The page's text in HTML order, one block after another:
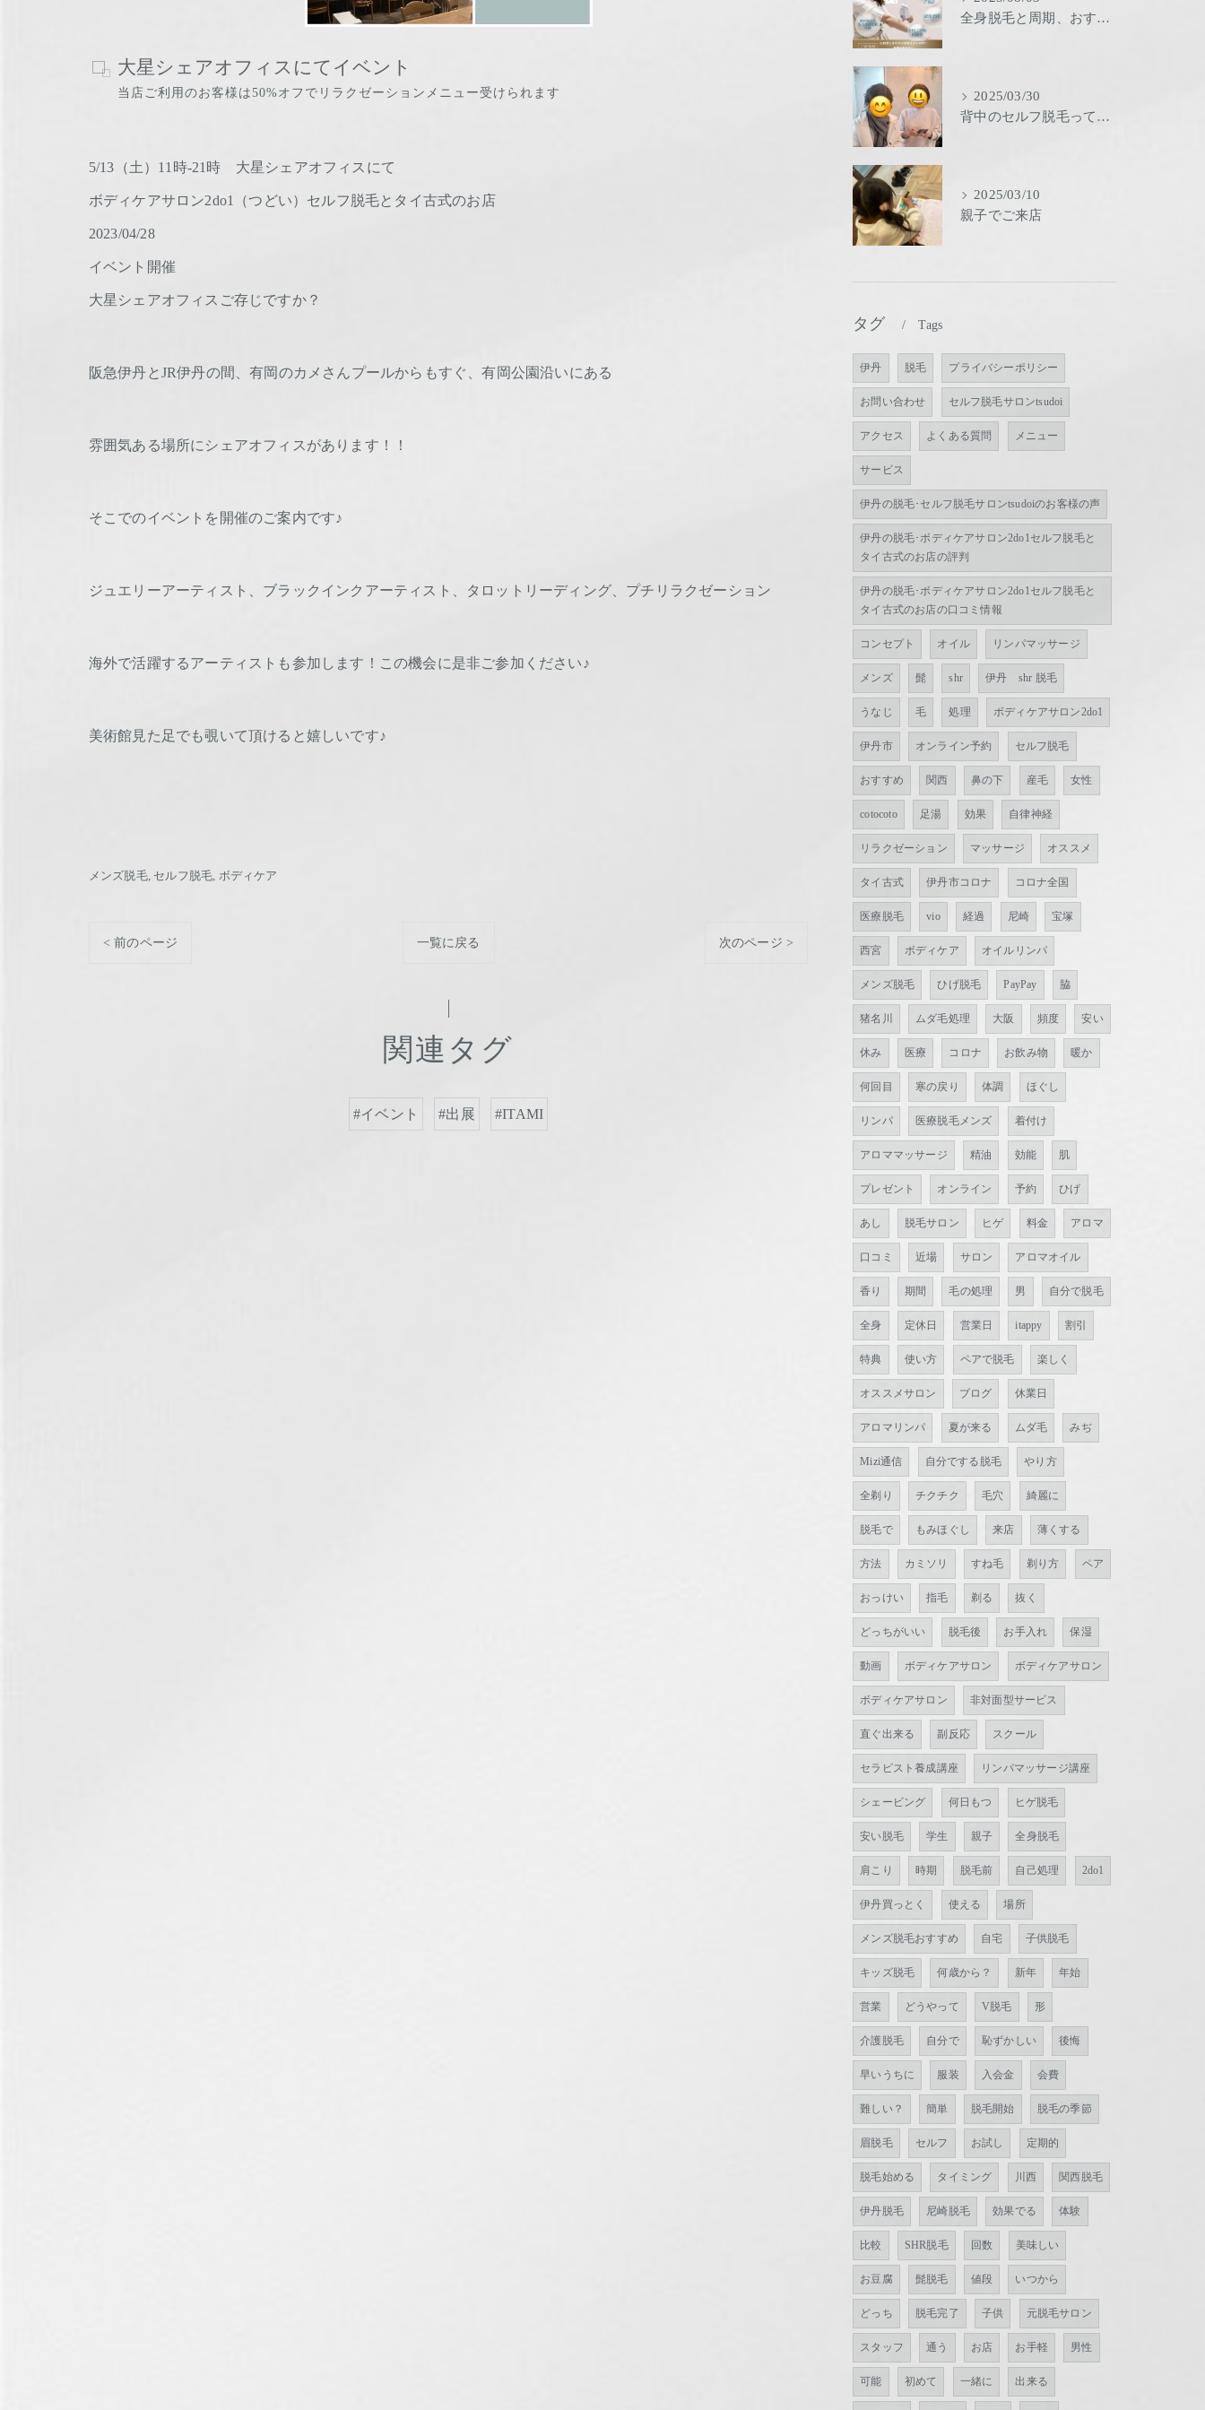
大星シェアオフィスにてイベント
当店ご利用のお客様は50%オフでリラクゼーションメニュー受けられます
5/13（土）11時-21時 大星シェアオフィスにて
ボディケアサロン2do1（つどい）セルフ脱毛とタイ古式のお店
2023/04/28
イベント開催
大星シェアオフィスご存じですか？
阪急伊丹とJR伊丹の間、有岡のカメさんプールからもすぐ、有岡公園沿いにある
雰囲気ある場所にシェアオフィスがあります！！
そこでのイベントを開催のご案内です♪
ジュエリーアーティスト、ブラックインクアーティスト、タロットリーディング、プチリラクゼーション
海外で活躍するアーティストも参加します！この機会に是非ご参加ください♪
美術館見た足でも覗いて頂けると嬉しいです♪
メンズ脱毛 セルフ脱毛 ボディケア
< 前のページ 一覧に戻る 次のページ >
関連タグ
#イベント #出展 #ITAMI
全身脱毛と周期、おすすめ
2025/03/30
背中のセルフ脱毛ってどーする？
2025/03/10
親子でご来店
タグ Tags
伊丹 脱毛 プライバシーポリシー
お問い合わせ セルフ脱毛サロンtsudoi
アクセス よくある質問 メニュー
サービス
伊丹の脱毛･セルフ脱毛サロンtsudoiのお客様の声
伊丹の脱毛･ボディケアサロン2do1セルフ脱毛と
タイ古式のお店の評判
伊丹の脱毛･ボディケアサロン2do1セルフ脱毛と
タイ古式のお店の口コミ情報
コンセプト オイル リンパマッサージ
メンズ 髭 shr 伊丹 shr 脱毛
うなじ 毛 処理 ボディケアサロン2do1
伊丹市 オンライン予約 セルフ脱毛
おすすめ 関西 鼻の下 産毛 女性
cotocoto 足湯 効果 自律神経
リラクゼーション マッサージ オススメ
タイ古式 伊丹市コロナ コロナ全国
医療脱毛 vio 経過 尼崎 宝塚
西宮 ボディケア オイルリンパ
メンズ脱毛 ひげ脱毛 PayPay 脇
猪名川 ムダ毛処理 大阪 頻度 安い
休み 医療 コロナ お飲み物 暖か
何回目 寒の戻り 体調 ほぐし
リンパ 医療脱毛メンズ 着付け
アロママッサージ 精油 効能 肌
プレゼント オンライン 予約 ひげ
あし 脱毛サロン ヒゲ 料金 アロマ
口コミ 近場 サロン アロマオイル
香り 期間 毛の処理 男 自分で脱毛
全身 定休日 営業日 itappy 割引
特典 使い方 ペアで脱毛 楽しく
オススメサロン ブログ 休業日
アロマリンパ 夏が来る ムダ毛 みぢ
Mizi通信 自分でする脱毛 やり方
全剃り チクチク 毛穴 綺麗に
脱毛で もみほぐし 来店 薄くする
方法 カミソリ すね毛 剃り方 ペア
おっけい 指毛 剃る 抜く
どっちがいい 脱毛後 お手入れ 保湿
動画 ボディケアサロン ボディケアサロン
ボディケアサロン 非対面型サービス
直ぐ出来る 副反応 スクール
セラピスト養成講座 リンパマッサージ講座
シェービング 何日もつ ヒゲ脱毛
安い脱毛 学生 親子 全身脱毛
肩こり 時期 脱毛前 自己処理 2do1
伊丹買っとく 使える 場所
メンズ脱毛おすすめ 自宅 子供脱毛
キッズ脱毛 何歳から？ 新年 年始
営業 どうやって V脱毛 形
介護脱毛 自分で 恥ずかしい 後悔
早いうちに 服装 入会金 会費
難しい？ 簡単 脱毛開始 脱毛の季節
眉脱毛 セルフ お試し 定期的
脱毛始める タイミング 川西 関西脱毛
伊丹脱毛 尼崎脱毛 効果でる 体験
比較 SHR脱毛 回数 美味しい
お豆腐 髭脱毛 値段 いつから
どっち 脱毛完了 子供 元脱毛サロン
スタッフ 通う お店 お手軽 男性
可能 初めて 一緒に 出来る